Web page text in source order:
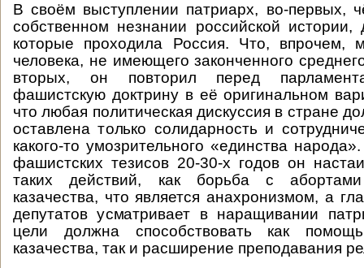
В своём выступлении патриарх, во-первых,
собственном незнании российской истории,
которые проходила Россия. Что, впрочем,
человека, не имеющего законченного
вторых, он повторил перед
фашистскую доктрину в её оригинальном
что любая политическая дискуссия в стране
оставлена только солидарность и
какого-то умозрительного «единства
фашистских тезисов 20-30-х годов он
таких действий, как борьба с
казачества, что является анахронизмом, а
депутатов усматривает в наращивании
цели должна способствовать как
казачества, так и расширение преподавания